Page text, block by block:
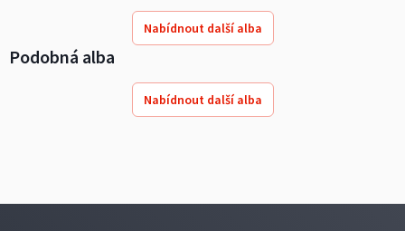
Nabídnout další alba
Podobná alba
Nabídnout další alba